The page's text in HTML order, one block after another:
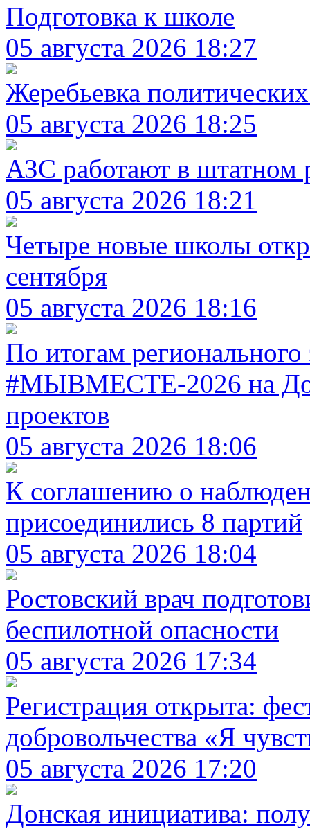
Подготовка к школе
05 августа 2026 18:27
Жеребьевка
05 августа 2026 18:25
АЗС работают в штатном
05 августа 2026 18:21
Четыре новые школы
сентября
05 августа 2026 18:16
По итогам
#МЫВМЕСТЕ-2026 на
проектов
05 августа 2026 18:06
К соглашению о
присоединились 8 партий
05 августа 2026 18:04
Ростовский врач
беспилотной опасности
05 августа 2026 17:34
Регистрация открыта:
добровольчества «Я
05 августа 2026 17:20
Донская инициатива: